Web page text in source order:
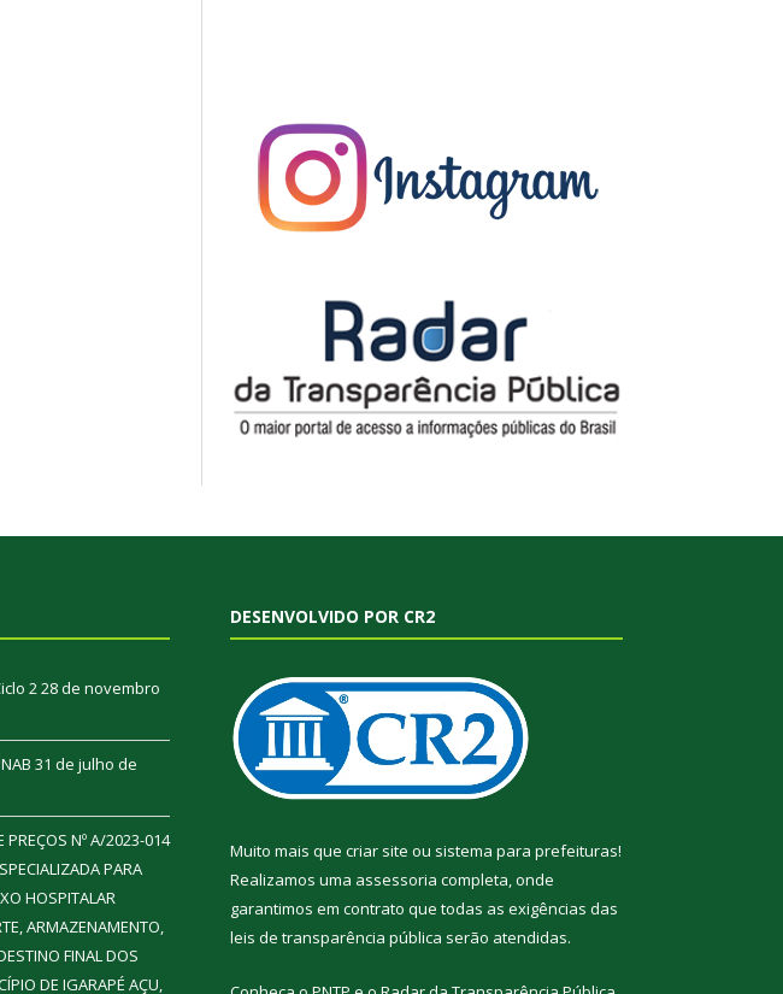
228 de novembro
31 de julho de
PREÇOS Nº A/2023-014
PARA
HOSPITALAR
ARMAZENAMENTO,
FINAL DOS
DE IGARAPÉ AÇU,
DESENVOLVIDO POR CR2
Muito mais que criar site ou sistema para prefeituras!
Realizamos uma assessoria completa, onde
garantimos em contrato que todas as exigências das
leis de transparência pública serão atendidas.